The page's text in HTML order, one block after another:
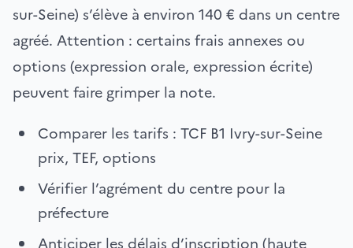
sur-Seine) s’élève à environ 140 € dans un centre
agréé. Attention : certains frais annexes ou
options (expression orale, expression écrite)
peuvent faire grimper la note.
Comparer les tarifs : TCF B1 Ivry-sur-Seine
prix, TEF, options
Vérifier l’agrément du centre pour la
préfecture
Anticiper les délais d’inscription (haute